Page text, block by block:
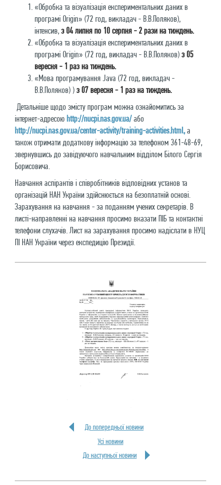
«Обробка та візуалізація експериментальних даних в
програмі Origin» (72 год, викладач - В.В.Поляков),
інтенсив,з 04 липня по 10 серпня - 2 рази на тиждень.
«Обробка та візуалізація експериментальних даних в
програмі Огіgіn» (72 год, викладач - В.В.Поляков)з 05
вересня - 1 раз на тиждень.
«Мова програмування Java (72 год, викладач -
В.В.Поляков) )з 07 вересня - 1 раз на тиждень.
Детальніше щодо змісту програм можна ознайомитись за
інтернет-адресою http://nucpi.nas.gov.ua/aбo
http://nucpi.nas.gov.ua/center-activity/training-activities.html,а
також отримати додаткову інформацію за телефоном 361-48-69,
звернувшись до завідуючого навчальним відділом Білого Сергія
Борисовича.
Навчання аспірантів і співробітників відповідних установ та
організацій НАН України здійснюється на безоплатній основі.
Зарахування на навчання - за поданням учених секретарів. В
листі-направленні на навчання просимо вказати ПІБ та контактні
телефони слухачів. Лист на зарахування просимо надіслати в НУЦ
ПІ НАН України через експедицію Президії.
До попередньої новини
Усi новини
До наступньої новини